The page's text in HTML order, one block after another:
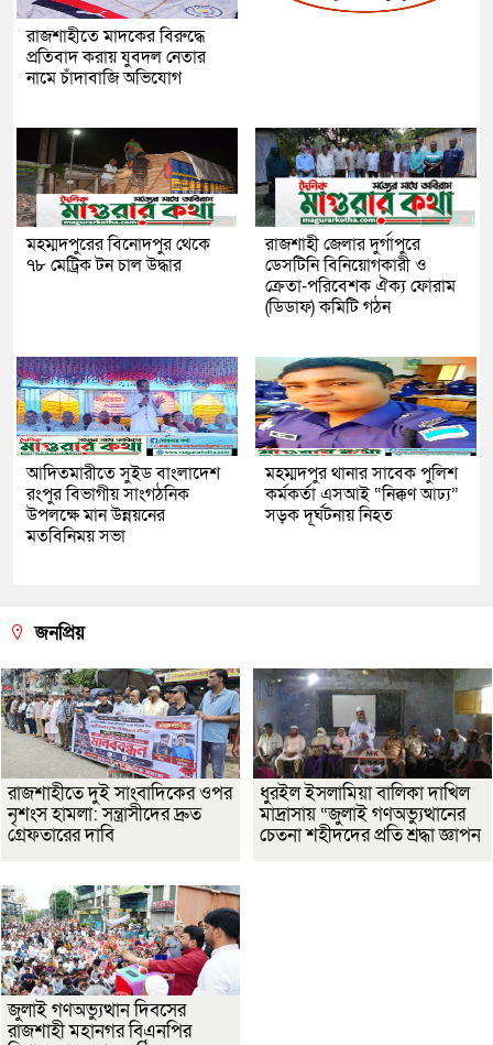
রাজশাহীতে মাদকের বিরুদ্ধে
প্রতিবাদ করায় যুবদল নেতার
নামে চাঁদাবাজি অভিযোগ
মহম্মদপুরের বিনোদপুর থেকে
৭৮ মেট্রিক টন চাল উদ্ধার
রাজশাহী জেলার দুর্গাপুরে
ডেসটিনি বিনিয়োগকারী ও
ক্রেতা-পরিবেশক ঐক্য ফোরাম
(ডিডাফ) কমিটি গঠন
আদিতমারীতে সুইড বাংলাদেশ
রংপুর বিভাগীয় সাংগঠনিক
উপলক্ষে মান উন্নয়নের
মতবিনিময় সভা
মহম্মদপুর থানার সাবেক পুলিশ
কর্মকর্তা এসআই “নিক্কণ আঢ্য”
সড়ক দূর্ঘটনায় নিহত
জনপ্রিয়
রাজশাহীতে দুই সাংবাদিকের ওপর
নৃশংস হামলা: সন্ত্রাসীদের দ্রুত
গ্রেফতারের দাবি
ধুরইল ইসলামিয়া বালিকা দাখিল
মাদ্রাসায় “জুলাই গণঅভ্যুত্থানের
চেতনা শহীদদের প্রতি শ্রদ্ধা জ্ঞাপন
জুলাই গণঅভ্যুত্থান দিবসের
রাজশাহী মহানগর বিএনপির